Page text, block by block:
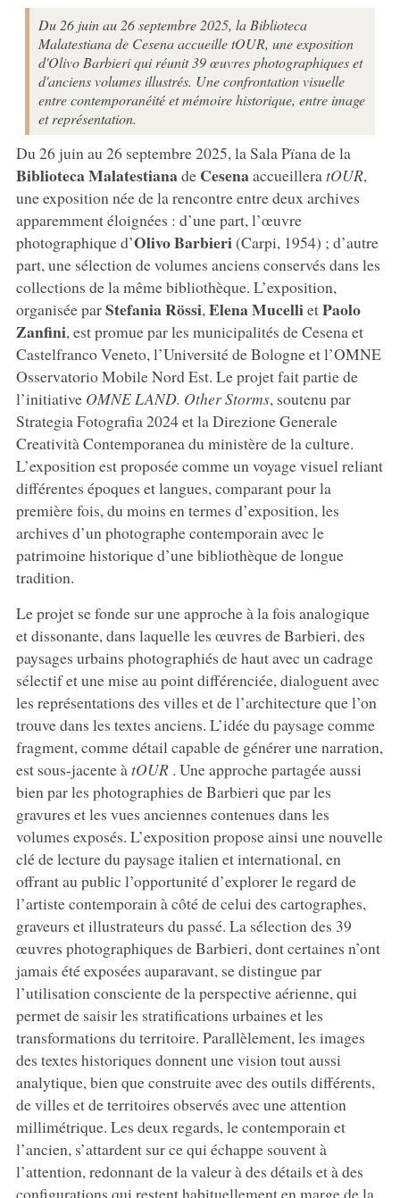
Du 26 juin au 26 septembre 2025, la Biblioteca
Malatestiana de Cesena accueille tOUR, une exposition
d'Olivo Barbieri qui réunit 39 œuvres photographiques et
d'anciens volumes illustrés. Une confrontation visuelle
entre contemporanéité et mémoire historique, entre image
et représentation.
Du 26 juin au 26 septembre 2025, la Sala Pïana de la
Biblioteca Malatestianade Cesenaaccueillera tOUR,
une exposition née de la rencontre entre deux archives
apparemment éloignées : d’une part, l’œuvre
photographique d’Olivo Barbieri(Carpi, 1954) ; d’autre
part, une sélection de volumes anciens conservés dans les
collections de la même bibliothèque. L’exposition,
organisée parStefania Rössi, Elena MucellietPaolo
Zanfini, est promue par les municipalités de Cesena et
Castelfranco Veneto, l’Université de Bologne et l’OMNE
Osservatorio Mobile Nord Est. Le projet fait partie de
l’initiative OMNE LAND. Other Storms, soutenu par
Strategia Fotografia 2024 et la Direzione Generale
Creatività Contemporanea du ministère de la culture.
L’exposition est proposée comme un voyage visuel reliant
différentes époques et langues, comparant pour la
première fois, du moins en termes d’exposition, les
archives d’un photographe contemporain avec le
patrimoine historique d’une bibliothèque de longue
tradition.
Le projet se fonde sur une approche à la fois analogique
et dissonante, dans laquelle les œuvres de Barbieri, des
paysages urbains photographiés de haut avec un cadrage
sélectif et une mise au point différenciée, dialoguent avec
les représentations des villes et de l’architecture que l’on
trouve dans les textes anciens. L’idée du paysage comme
fragment, comme détail capable de générer une narration,
est sous-jacente à tOUR . Une approche partagée aussi
bien par les photographies de Barbieri que par les
gravures et les vues anciennes contenues dans les
volumes exposés. L’exposition propose ainsi une nouvelle
clé de lecture du paysage italien et international, en
offrant au public l’opportunité d’explorer le regard de
l’artiste contemporain à côté de celui des cartographes,
graveurs et illustrateurs du passé. La sélection des 39
œuvres photographiques de Barbieri, dont certaines n’ont
jamais été exposées auparavant, se distingue par
l’utilisation consciente de la perspective aérienne, qui
permet de saisir les stratifications urbaines et les
transformations du territoire. Parallèlement, les images
des textes historiques donnent une vision tout aussi
analytique, bien que construite avec des outils différents,
de villes et de territoires observés avec une attention
millimétrique. Les deux regards, le contemporain et
l’ancien, s’attardent sur ce qui échappe souvent à
l’attention, redonnant de la valeur à des détails et à des
configurations qui restent habituellement en marge de la